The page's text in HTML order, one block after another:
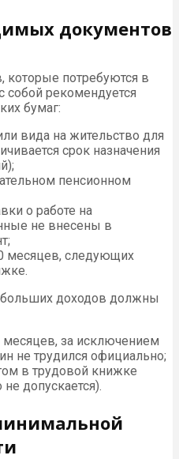
документов
которые потребуются в
собой рекомендуется
бумаг:
вида на жительство для
срок назначения
пенсионном
о работе на
не внесены в
месяцев, следующих
доходов должны
за исключением
не трудился официально;
в трудовой книжке
допускается).